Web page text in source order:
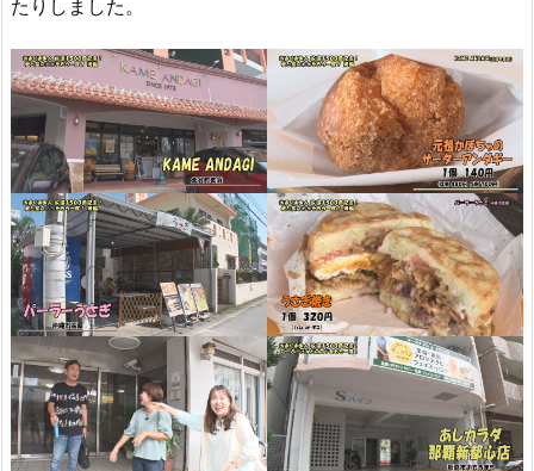
たりしました。